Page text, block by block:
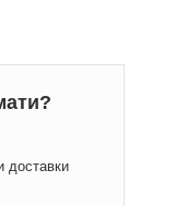
доставки